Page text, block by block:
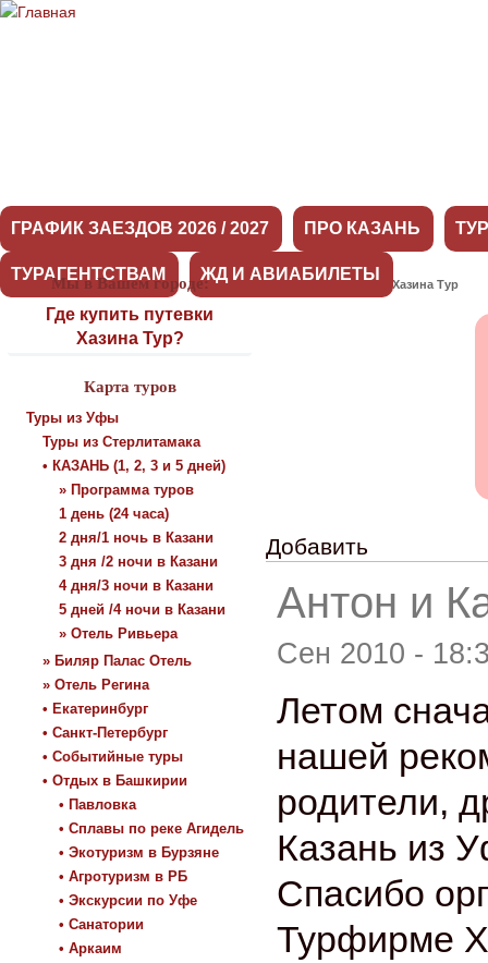
ГРАФИК ЗАЕЗДОВ 2026 / 2027 ПРО КАЗАНЬ
ТУРАГЕНТСТВАМ ЖД И АВИАБИЛЕТЫ
Мы в Вашем городе:
Где купить путевки
Хазина Тур?
Карта туров
Туры из Уфы
Туры из Стерлитамака
• КАЗАНЬ (1, 2, 3 и 5 дней)
» Программа туров
1 день (24 часа)
2 дня/1 ночь в Казани
3 дня /2 ночи в Казани
4 дня/3 ночи в Казани
5 дней /4 ночи в Казани
» Отель Ривьера
» Биляр Палас Отель
» Отель Регина
• Екатеринбург
• Санкт-Петербург
• Событийные туры
• Отдых в Башкирии
• Павловка
• Сплавы по реке Агидель
• Экотуризм в Бурзяне
• Агротуризм в РБ
• Экскурсии по Уфе
• Санатории
• Аркаим
Оставить отзыв о Хазина Тур
Добавить
Антон и
Сен 2010 -
Летом
нашей
родители,
Казань из
Спасибо
Турфирме